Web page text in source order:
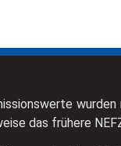
das frühere